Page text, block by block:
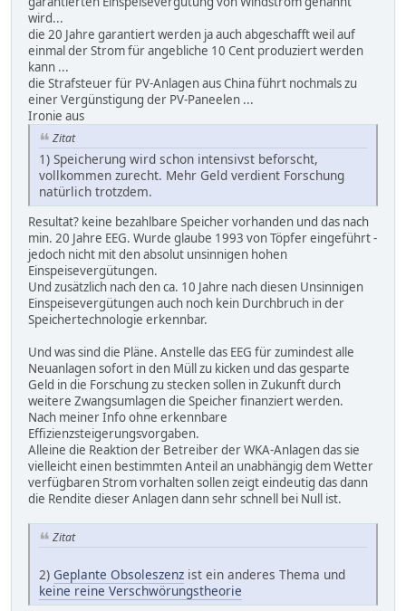
wird...
die 20 Jahre garantiert werden ja auch abgeschafft weil auf
einmal der Strom für angebliche 10 Cent produziert werden
kann ...
die Strafsteuer für PV-Anlagen aus China führt nochmals zu
einer Vergünstigung der PV-Paneelen ...
Ironie aus
Zitat
1) Speicherung wird schon intensivst beforscht,
vollkommen zurecht. Mehr Geld verdient Forschung
natürlich trotzdem.
Resultat? keine bezahlbare Speicher vorhanden und das nach
min. 20 Jahre EEG. Wurde glaube 1993 von Töpfer eingeführt -
jedoch nicht mit den absolut unsinnigen hohen
Einspeisevergütungen.
Und zusätzlich nach den ca. 10 Jahre nach diesen Unsinnigen
Einspeisevergütungen auch noch kein Durchbruch in der
Speichertechnologie erkennbar.
Und was sind die Pläne. Anstelle das EEG für zumindest alle
Neuanlagen sofort in den Müll zu kicken und das gesparte
Geld in die Forschung zu stecken sollen in Zukunft durch
weitere Zwangsumlagen die Speicher finanziert werden.
Nach meiner Info ohne erkennbare
Effizienzsteigerungsvorgaben.
Alleine die Reaktion der Betreiber der WKA-Anlagen das sie
vielleicht einen bestimmten Anteil an unabhängig dem Wetter
verfügbaren Strom vorhalten sollen zeigt eindeutig das dann
die Rendite dieser Anlagen dann sehr schnell bei Null ist.
Zitat
2) Geplante Obsoleszenz ist ein anderes Thema und
keine reine Verschwörungstheorie